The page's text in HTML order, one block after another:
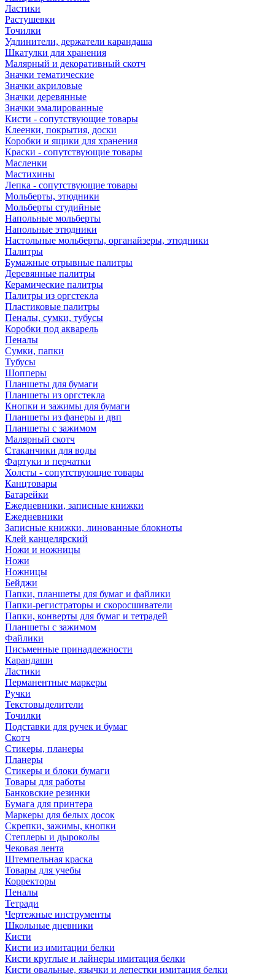
Ластики
Растушевки
Точилки
Удлинители, держатели карандаша
Шкатулки для хранения
Малярный и декоративный скотч
Значки тематические
Значки акриловые
Значки деревянные
Значки эмалированные
Кисти - сопутствующие товары
Клеенки, покрытия, доски
Коробки и ящики для хранения
Краски - сопутствующие товары
Масленки
Мастихины
Лепка - сопутствующие товары
Мольберты, этюдники
Мольберты студийные
Напольные мольберты
Напольные этюдники
Настольные мольберты, органайзеры, этюдники
Палитры
Бумажные отрывные палитры
Деревянные палитры
Керамические палитры
Палитры из оргстекла
Пластиковые палитры
Пеналы, сумки, тубусы
Коробки под акварель
Пеналы
Сумки, папки
Тубусы
Шопперы
Планшеты для бумаги
Планшеты из оргстекла
Кнопки и зажимы для бумаги
Планшеты из фанеры и двп
Планшеты с зажимом
Малярный скотч
Стаканчики для воды
Фартуки и перчатки
Холсты - сопутствующие товары
Канцтовары
Батарейки
Ежедневники, записные книжки
Ежедневники
Записные книжки, линованные блокноты
Клей канцелярский
Ножи и ножницы
Ножи
Ножницы
Бейджи
Папки, планшеты для бумаг и файлики
Папки-регистраторы и скоросшиватели
Папки, конверты для бумаг и тетрадей
Планшеты с зажимом
Файлики
Письменные принадлежности
Карандаши
Ластики
Перманентные маркеры
Ручки
Текстовыделители
Точилки
Подставки для ручек и бумаг
Скотч
Стикеры, планеры
Планеры
Стикеры и блоки бумаги
Товары для работы
Банковские резинки
Бумага для принтера
Маркеры для белых досок
Скрепки, зажимы, кнопки
Степлеры и дыроколы
Чековая лента
Штемпельная краска
Товары для учебы
Корректоры
Пеналы
Тетради
Чертежные инструменты
Школьные дневники
Кисти
Кисти из имитации белки
Кисти круглые и лайнеры имитация белки
Кисти овальные, язычки и лепестки имитация белки